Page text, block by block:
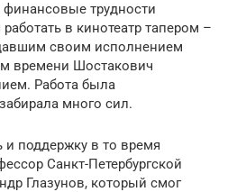
трудности
в кинотеатр тапером –
своим исполнением
времени Шостакович
Работа была
много сил.
поддержку в то время
Санкт-Петербургской
Глазунов, который смог